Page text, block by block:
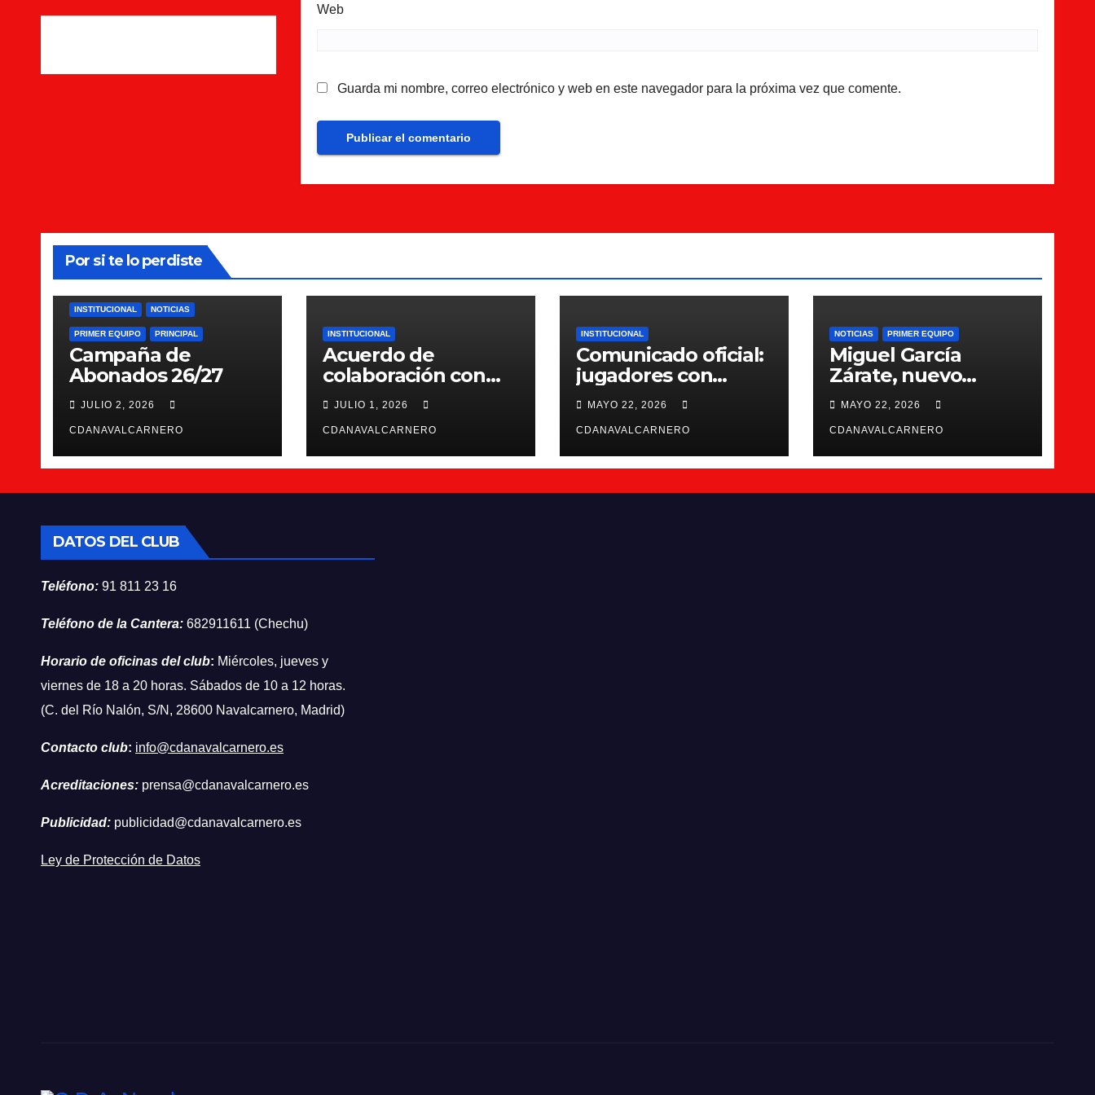
Web
Guarda mi nombre, correo electrónico y web en este navegador para la próxima vez que comente.
Por si te lo perdiste
INSTITUCIONAL NOTICIAS
PRIMER EQUIPO PRINCIPAL
Campaña de
Abonados 26/27
JULIO 2, 2026
CDANAVALCARNERO
INSTITUCIONAL
Acuerdo de
colaboración con
Scientiffic Nutrition
JULIO 1, 2026
CDANAVALCARNERO
INSTITUCIONAL
Comunicado oficial:
jugadores con
contrato para la
26/27
MAYO 22, 2026
CDANAVALCARNERO
NOTICIAS PRIMER EQUIPO
Miguel García
Zárate, nuevo
entrenador del CDA
Navalcarnero
MAYO 22, 2026
CDANAVALCARNERO
DATOS DEL CLUB
Teléfono: 91 811 23 16
Teléfono de la Cantera: 682911611 (Chechu)
Horario de oficinas del club: Miércoles, jueves y
viernes de 18 a 20 horas. Sábados de 10 a 12 horas.
(C. del Río Nalón, S/N, 28600 Navalcarnero, Madrid)
Contacto club: info@cdanavalcarnero.es
Acreditaciones: prensa@cdanavalcarnero.es
Publicidad: publicidad@cdanavalcarnero.es
Ley de Protección de Datos